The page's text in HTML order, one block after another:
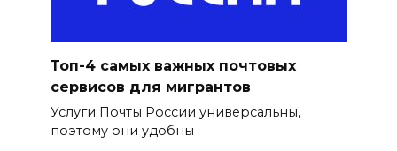
Топ-4 самых важных почтовых
сервисов для мигрантов
Услуги Почты России универсальны,
поэтому они удобны